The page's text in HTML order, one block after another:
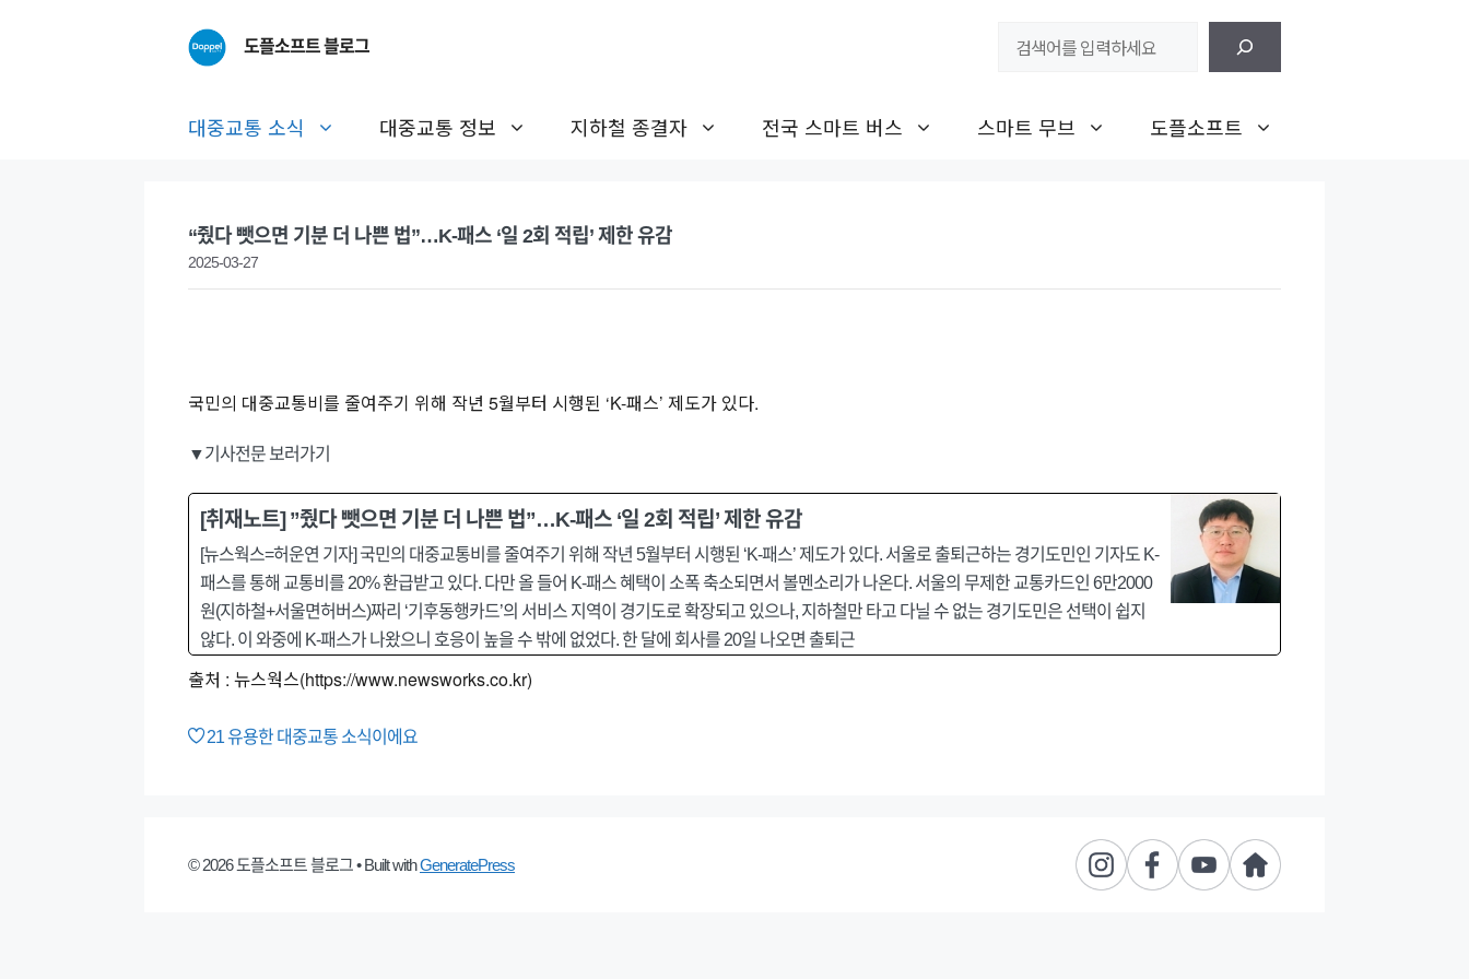
도플소프트 블로그
대중교통 소식 대중교통 정보 지하철 종결자 전국 스마트 버스 스마트 무브 도플소프트
“줬다 뺏으면 기분 더 나쁜 법”…K-패스 ‘일 2회 적립’ 제한 유감
2025-03-27
국민의 대중교통비를 줄여주기 위해 작년 5월부터 시행된 ‘K-패스’ 제도가 있다.
▼기사전문 보러가기
[취재노트] ”줬다 뺏으면 기분 더 나쁜 법”…K-패스 ‘일 2회 적립’ 제한 유감
[뉴스웍스=허운연 기자] 국민의 대중교통비를 줄여주기 위해 작년 5월부터 시행된 ‘K-패스’ 제도가 있다. 서울로 출퇴근하는 경기도민인 기자도 K-
패스를 통해 교통비를 20% 환급받고 있다. 다만 올 들어 K-패스 혜택이 소폭 축소되면서 볼멘소리가 나온다. 서울의 무제한 교통카드인 6만2000
원(지하철+서울면허버스)짜리 ‘기후동행카드’의 서비스 지역이 경기도로 확장되고 있으나, 지하철만 타고 다닐 수 없는 경기도민은 선택이 쉽지
않다. 이 와중에 K-패스가 나왔으니 호응이 높을 수 밖에 없었다. 한 달에 회사를 20일 나오면 출퇴근
출처 : 뉴스웍스(https://www.newsworks.co.kr)
21유용한 대중교통 소식이에요
© 2026 도플소프트 블로그• Built withGeneratePress